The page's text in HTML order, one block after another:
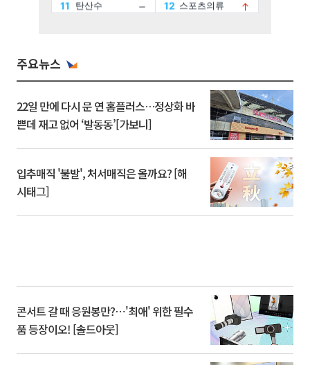
주요뉴스
22일 만에 다시 문 연 홈플러스…정상화 바
쁜데 재고 없어 ‘발동동’[가보니]
입추매직 '불발', 처서매직은 올까요? [해
시태그]
콘서트 갈 때 응원봉만?⋯'최애' 위한 필수
품 등장이오! [솔드아웃]